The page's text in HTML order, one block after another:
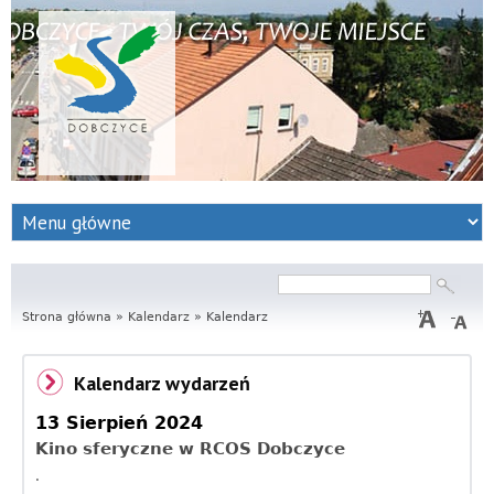
S
e
w
i
s
I
Formularz
wyszukiwania
Strona główna » Kalendarz » Kalendarz
Kalendarz wydarzeń
13 Sierpień 2024
Kino sferyczne w RCOS Dobczyce
.